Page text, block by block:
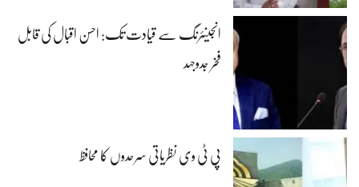
انجینئرنگ سے قیادت تک: احسن اقبال کی قابل
فخر جدوجہد
پی ٹی وی نظریاتی سرحدوں کا محافظ